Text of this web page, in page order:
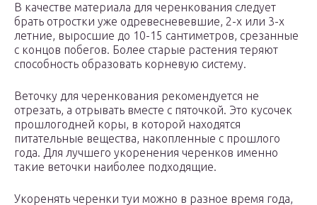
В качестве материала для черенкования следует
брать отростки уже одревесневевшие, 2-х или 3-х
летние, выросшие до 10-15 сантиметров, срезанные
с концов побегов. Более старые растения теряют
способность образовать корневую систему.
Веточку для черенкования рекомендуется не
отрезать, а отрывать вместе с пяточкой. Это кусочек
прошлогодней коры, в которой находятся
питательные вещества, накопленные с прошлого
года. Для лучшего укоренения черенков именно
такие веточки наиболее подходящие.
Укоренять черенки туи можно в разное время года,